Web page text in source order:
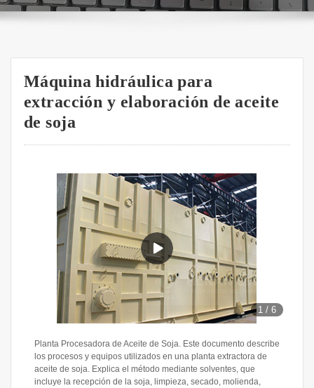
Máquina hidráulica para
extracción y elaboración de aceite
de soja
1 /6
Planta Procesadora de Aceite de Soja. Este documento describe
los procesos y equipos utilizados en una planta extractora de
aceite de soja. Explica el método mediante solventes, que
incluye la recepción de la soja, limpieza, secado, molienda,